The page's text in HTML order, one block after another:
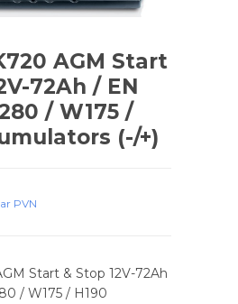
AGM Start
72Ah / EN
/ W175 /
(-/+)
ar PVN
Start & Stop 12V-72Ah
/ W175 / H190